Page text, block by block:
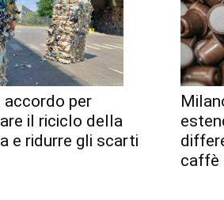
accordo per
il riciclo della
e ridurre gli scarti
caffè